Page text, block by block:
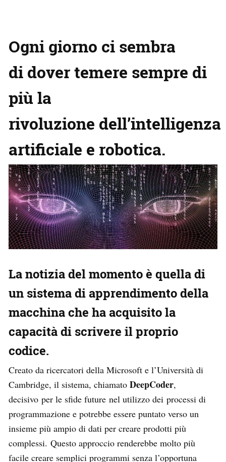
Ogni giorno ci sembra
di dover temere sempre di
più la
rivoluzione dell’intelligenza
artificiale e robotica.
La notizia del momento è quella di
un sistema di apprendimento della
macchina che ha acquisito la
capacità di scrivere il proprio
codice.
Creato da ricercatori della Microsoft e l’Università di
Cambridge, il sistema, chiamato DeepCoder,
decisivo per le sfide future nel utilizzo dei processi di
programmazione e potrebbe essere puntato verso un
insieme più ampio di dati per creare prodotti più
complessi. Questo approccio renderebbe molto più
facile creare semplici programmi senza l’opportuna